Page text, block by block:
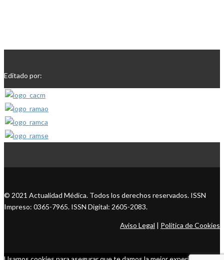
Editado por:
© 2021 Actualidad Médica. Todos los derechos reservados. ISSN
Impreso: 0365-7965. ISSN Digital: 2605-2083.
Aviso Legal | Política de Cookies